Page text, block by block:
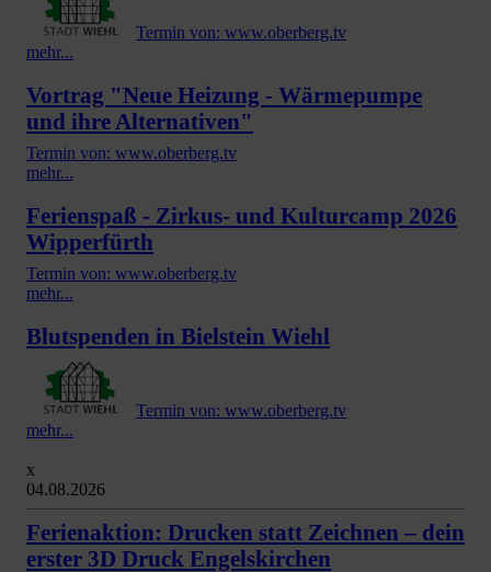
Termin von: www.oberberg.tv
mehr...
Vortrag "Neue Heizung - Wärmepumpe
und ihre Alternativen"
Termin von: www.oberberg.tv
mehr...
Ferienspaß - Zirkus- und Kulturcamp 2026
Wipperfürth
Termin von: www.oberberg.tv
mehr...
Blutspenden in Bielstein Wiehl
Termin von: www.oberberg.tv
mehr...
x
04.08.2026
Ferienaktion: Drucken statt Zeichnen – dein
erster 3D Druck Engelskirchen